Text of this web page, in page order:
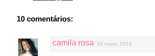
10 comentários:
camila rosa 20 maio, 2014